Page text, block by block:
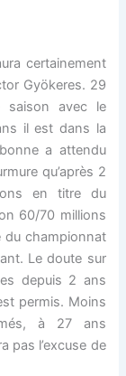
certainement
Gyökeres. 29
saison avec le
il est dans la
a attendu
qu’après 2
en titre du
60/70 millions
du championnat
Le doute sur
depuis 2 ans
permis. Moins
à 27 ans
pas l’excuse de